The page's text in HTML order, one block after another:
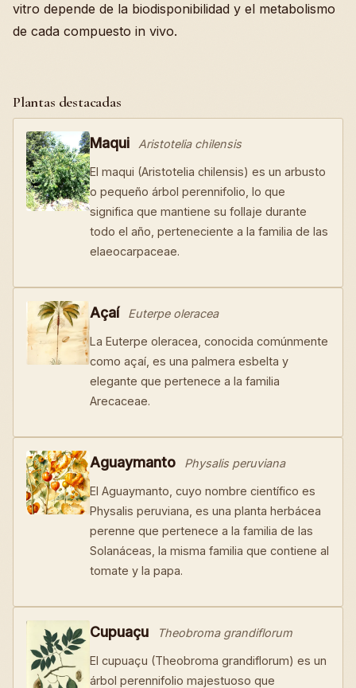
vitro depende de la biodisponibilidad y el metabolismo
de cada compuesto in vivo.
Plantas destacadas
Maqui Aristotelia chilensis
El maqui (Aristotelia chilensis) es un arbusto
o pequeño árbol perennifolio, lo que
significa que mantiene su follaje durante
todo el año, perteneciente a la familia de las
elaeocarpaceae.
Açaí Euterpe oleracea
La Euterpe oleracea, conocida comúnmente
como açaí, es una palmera esbelta y
elegante que pertenece a la familia
Arecaceae.
Aguaymanto Physalis peruviana
El Aguaymanto, cuyo nombre científico es
Physalis peruviana, es una planta herbácea
perenne que pertenece a la familia de las
Solanáceas, la misma familia que contiene al
tomate y la papa.
Cupuaçu Theobroma grandiflorum
El cupuaçu (Theobroma grandiflorum) es un
árbol perennifolio majestuoso que